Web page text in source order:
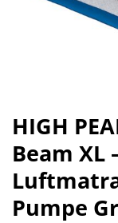
HIGH
Beam XL
Pumpe